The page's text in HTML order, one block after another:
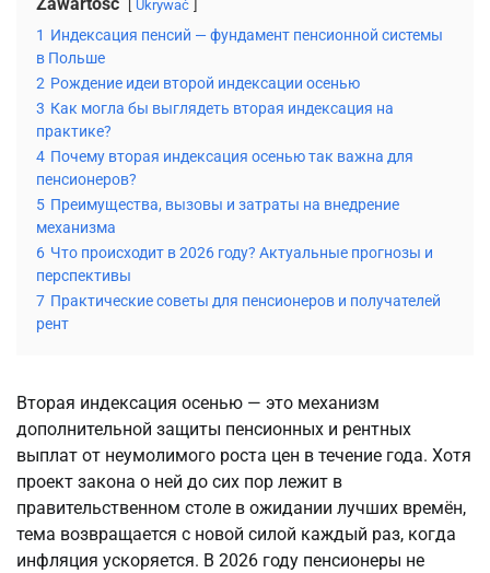
Ukrywać
1 Индексация пенсий — фундамент пенсионной системы
в Польше
2 Рождение идеи второй индексации осенью
3 Как могла бы выглядеть вторая индексация на
практике?
4 Почему вторая индексация осенью так важна для
пенсионеров?
5 Преимущества, вызовы и затраты на внедрение
механизма
6 Что происходит в 2026 году? Актуальные прогнозы и
перспективы
7 Практические советы для пенсионеров и получателей
рент
Вторая индексация осенью — это механизм
дополнительной защиты пенсионных и рентных
выплат от неумолимого роста цен в течение года. Хотя
проект закона о ней до сих пор лежит в
правительственном столе в ожидании лучших времён,
тема возвращается с новой силой каждый раз, когда
инфляция ускоряется. В 2026 году пенсионеры не